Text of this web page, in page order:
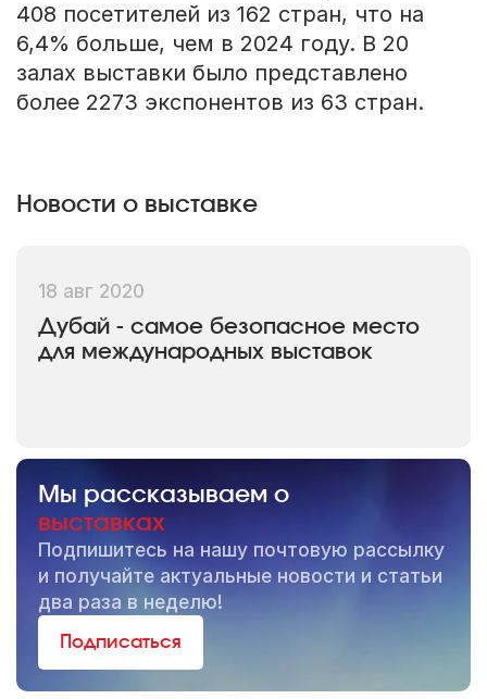
408 посетителей из 162 стран, что на
6,4% больше, чем в 2024 году. В 20
залах выставки было представлено
более 2273 экспонентов из 63 стран.
Новости о выставке
18 авг 2020
Дубай - самое безопасное место
для международных выставок
Мы рассказываем о
выставках
Подпишитесь на нашу почтовую рассылку
и получайте актуальные новости и статьи
два раза в неделю!
Подписаться